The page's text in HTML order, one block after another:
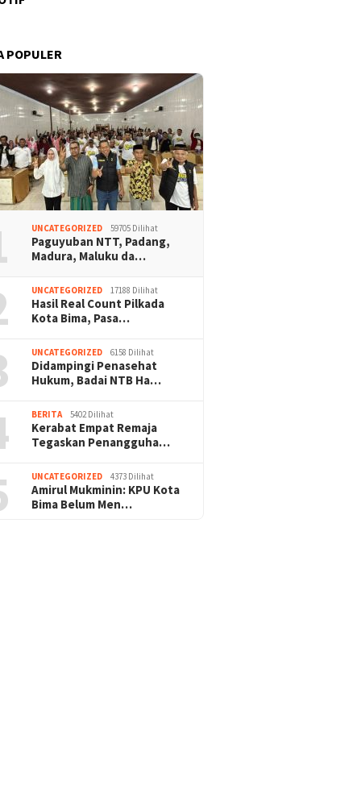
POPULER
UNCATEGORIZED 59705 Dilihat
Paguyuban NTT, Padang,
Madura, Maluku da…
UNCATEGORIZED 17188 Dilihat
Hasil Real Count Pilkada
Kota Bima, Pasa…
UNCATEGORIZED 6158 Dilihat
Didampingi Penasehat
Hukum, Badai NTB Ha…
BERITA 5402 Dilihat
Kerabat Empat Remaja
Tegaskan Penangguha…
UNCATEGORIZED 4373 Dilihat
Amirul Mukminin: KPU Kota
Bima Belum Men…